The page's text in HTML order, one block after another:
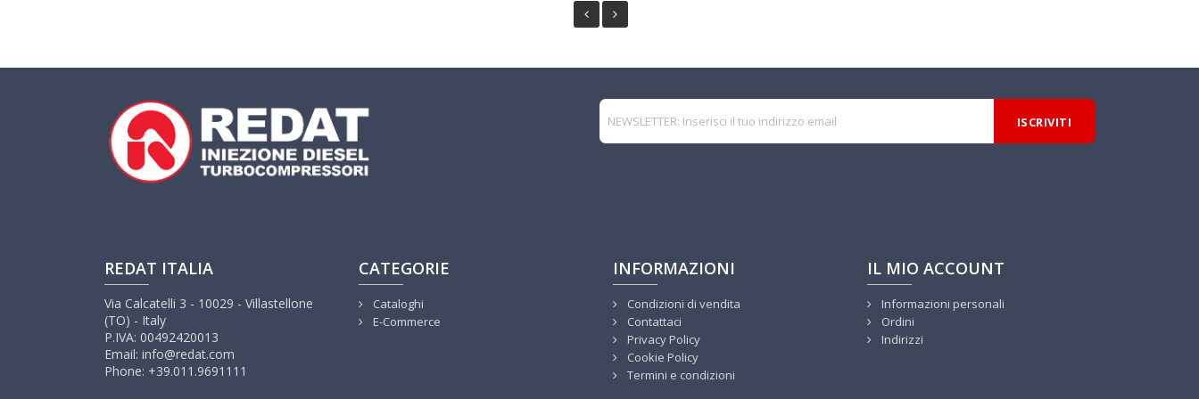
REDAT ITALIA
Via Calcatelli 3 - 10029 - Villastellone
(TO) - Italy
P.IVA: 00492420013
Email: info@redat.com
Phone: +39.011.9691111
CATEGORIE
Cataloghi
E-Commerce
INFORMAZIONI
Condizioni di vendita
Contattaci
Privacy Policy
Cookie Policy
Termini e condizioni
IL MIO ACCOUNT
Informazioni personali
Ordini
Indirizzi